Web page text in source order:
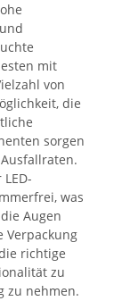
mit
von
die
sorgen
was
Augen
Verpackung
richtige
zu
zu nehmen.